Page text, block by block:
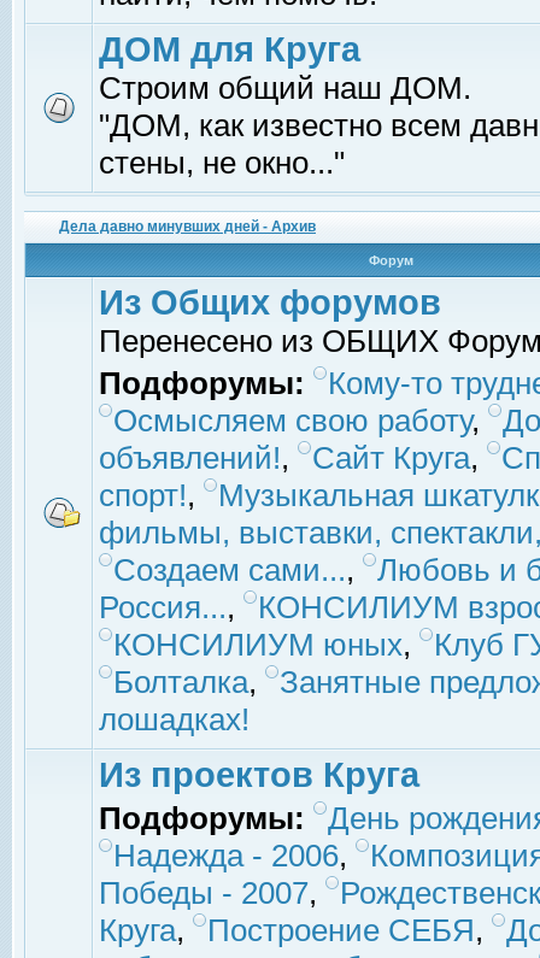
ДОМ для Круга
Строим общий наш ДОМ.
"ДОМ, как известно всем
стены, не окно..."
Дела давно минувших дней - Архив
Форум
Из Общих форумов
Перенесено из ОБЩИХ
Подфорумы:
Кому-то
Осмысляем свою работу,
объявлений!, Сайт Круга,
спорт!,
Музыкальная
фильмы, выставки,
Создаем сами...,
Любовь и
Россия...,
КОНСИЛИУМ
КОНСИЛИУМ юных,
Клуб
Болталка,
Занятные
лошадках!
Из проектов Круга
Подфорумы:
День
Надежда - 2006,
Победы - 2007,
Круга, Построение СЕБЯ,